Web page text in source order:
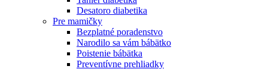
Desatoro diabetika
Pre mamičky
Bezplatné poradenstvo
Narodilo sa vám bábätko
Poistenie bábätka
Preventívne prehliadky